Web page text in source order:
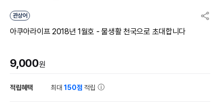
관상어
아쿠아라이프 2018년 1월호 - 물생활 천국으로 초대합니다
9,000원
적립혜택 최대150점 적립